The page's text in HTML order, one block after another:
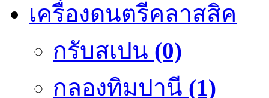
เครื่องดนตรีคลาสสิค
กรับสเปน (0)
กลองทิมปานี (1)